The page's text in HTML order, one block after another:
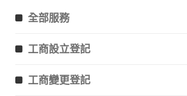
全部服務
工商設立登記
工商變更登記